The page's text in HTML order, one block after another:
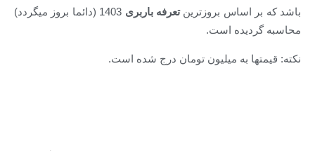
باشد که بر اساس بروزترینتعرفه باربری
1403 (دائما بروز میگردد)
محاسبه گردیده است.
نکته: قیمتها به میلیون تومان درج شده است.